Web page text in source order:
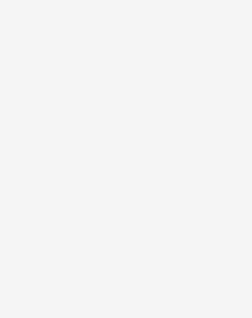
- str. N.
- bd. Ștefan cel
EviMall, et2